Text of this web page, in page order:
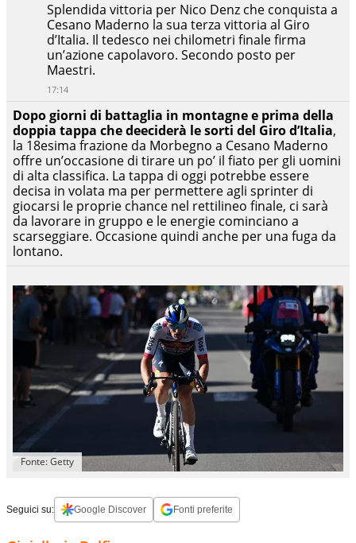
Splendida vittoria per Nico Denz che conquista a
Cesano Maderno la sua terza vittoria al Giro
d’Italia. Il tedesco nei chilometri finale firma
un’azione capolavoro. Secondo posto per
Maestri.
17:14
Dopo giorni di battaglia in montagne e prima della
doppia tappa che deeciderà le sorti del Giro d’Italia,
la 18esima frazione da Morbegno a Cesano Maderno
offre un’occasione di tirare un po’ il fiato per gli uomini
di alta classifica. La tappa di oggi potrebbe essere
decisa in volata ma per permettere agli sprinter di
giocarsi le proprie chance nel rettilineo finale, ci sarà
da lavorare in gruppo e le energie cominciano a
scarseggiare. Occasione quindi anche per una fuga da
lontano.
Fonte: Getty
Seguici su: Google Discover Fonti preferite